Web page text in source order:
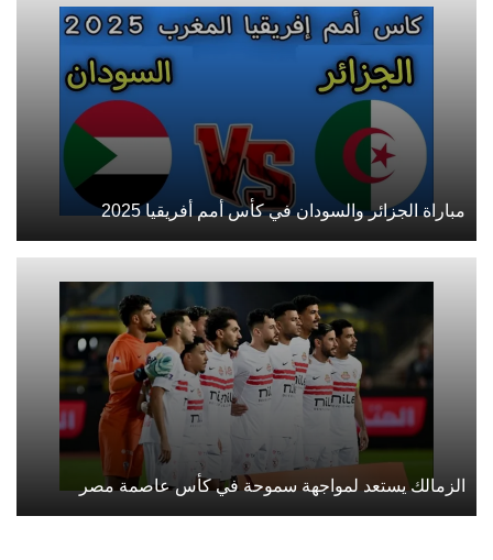
مباراة الجزائر والسودان في كأس أمم أفريقيا 2025
الزمالك يستعد لمواجهة سموحة في كأس عاصمة مصر